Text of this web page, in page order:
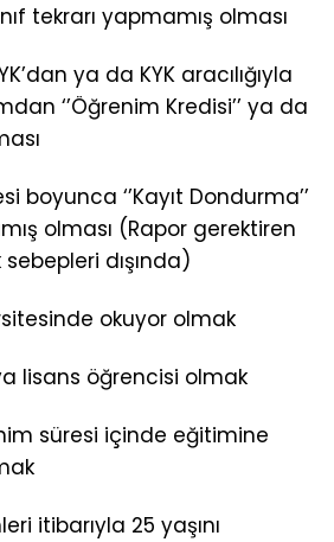
tekrarı yapmamış olması
ya da KYK aracılığıyla
‘’Öğrenim Kredisi’’ ya da
boyunca ‘’Kayıt Dondurma’’
olması (Rapor gerektiren
dışında)
okuyor olmak
lisans öğrencisi olmak
süresi içinde eğitimine
itibarıyla 25 yaşını